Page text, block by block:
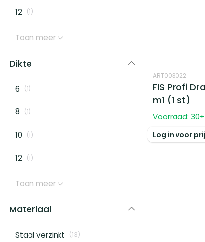
ART003022
FIS Profi
m1 (1 st)
Voorraad: 30+
Log in voor
12 (1)
Toon meer
Dikte
6 (1)
8 (1)
10 (1)
12 (1)
Toon meer
Materiaal
Staal verzinkt (13)